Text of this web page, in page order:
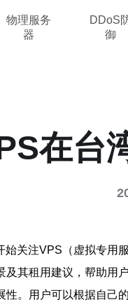
物理服务
器
DDoS
御
在台
关注VPS（虚拟专
其租用建议，帮助用
。用户可以根据自